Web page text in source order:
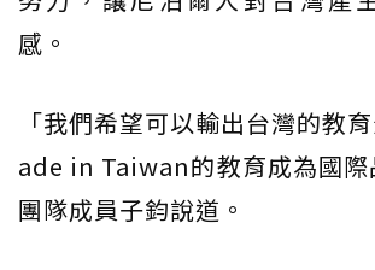
感。
「我們希望可以輸出台灣的教
ade in Taiwan的教育成為國際
團隊成員子鈞說道。